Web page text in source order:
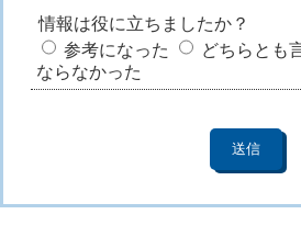
情報は役に立ちましたか？
参考になった
どちらとも
ならなかった